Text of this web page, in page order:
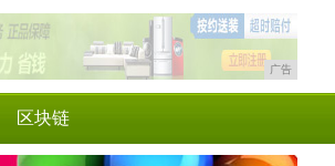
广告
区块链